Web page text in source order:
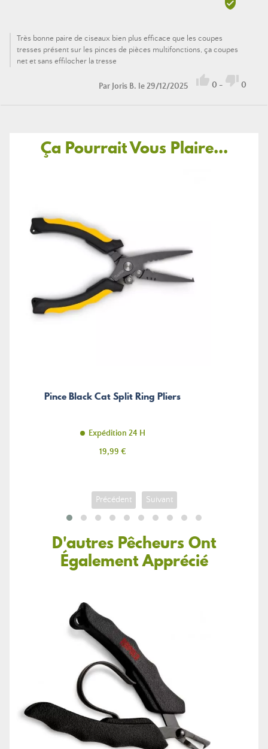

Très bonne paire de ciseaux bien plus efficace que les coupes
tresses présent sur les pinces de pièces multifonctions, ça coupes
net et sans effilocher la tresse
Par Joris B. le 29/12/2025  0 -  0
Ça Pourrait Vous Plaire...
Pince Black Cat Split Ring Pliers
Expédition 24 H
Prix
19,99 €
Précédent Suivant
D'autres Pêcheurs Ont
Également Apprécié